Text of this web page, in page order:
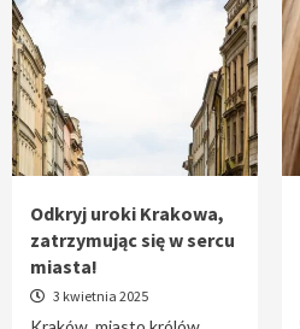
Odkryj uroki Krakowa,
zatrzymując się w sercu
miasta!
3 kwietnia 2025